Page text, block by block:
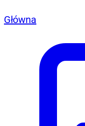
Główna